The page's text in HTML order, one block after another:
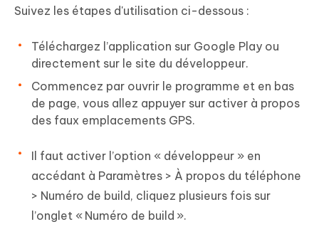
Suivez les étapes d'utilisation ci-dessous :
Téléchargez l’application sur Google Play ou
directement sur le site du développeur.
Commencez par ouvrir le programme et en bas
de page, vous allez appuyer sur activer à propos
des faux emplacements GPS.
Il faut activer l’option « développeur » en
accédant à Paramètres > À propos du téléphone
> Numéro de build, cliquez plusieurs fois sur
l’onglet « Numéro de build ».